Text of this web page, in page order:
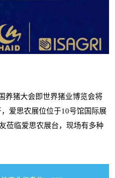
养猪大会即世界猪业博览会将
爱思农展位位于10号馆国际展
莅临爱思农展台，现场有多种